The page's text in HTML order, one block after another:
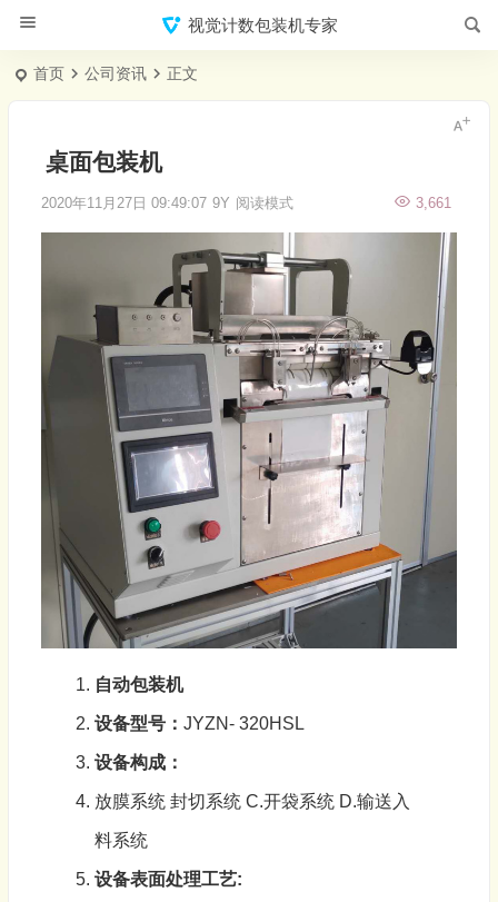
视觉计数包装机专家
首页 公司资讯 正文
桌面包装机
2020年11月27日 09:49:07 9Y 3,661
阅读模式
自动包装机
设备型号： JYZN- 320HSL
设备构成：
放膜系统 封切系统 C.开袋系统 D.输送入
料系统
设备表面处理工艺: